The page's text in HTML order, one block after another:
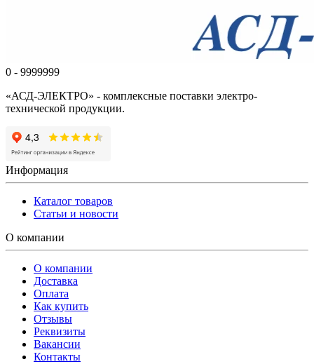
0 - 9999999
«АСД-ЭЛЕКТРО» - комплексные поставки электро-
технической продукции.
Информация
Каталог товаров
Статьи и новости
О компании
О компании
Доставка
Оплата
Как купить
Отзывы
Реквизиты
Вакансии
Контакты